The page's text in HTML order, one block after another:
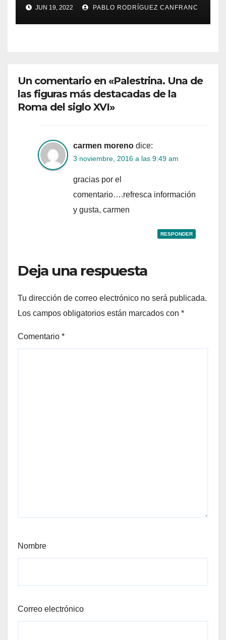
JUN 19, 2022 PABLO RODRÍGUEZ CANFRANC
Un comentario en «Palestrina. Una de
las figuras más destacadas de la
Roma del siglo XVI»
carmen moreno dice:
3 noviembre, 2016 a las 9:49 am
gracias por el
comentario….refresca información
y gusta, carmen
RESPONDER
Deja una respuesta
Tu dirección de correo electrónico no será publicada.
Los campos obligatorios están marcados con *
Comentario *
Nombre
Correo electrónico